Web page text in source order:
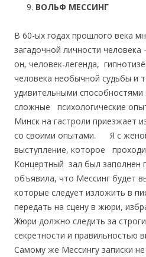
ВОЛЬФ МЕССИНГ
В 60-ых годах прошлого века
загадочной личности
он, человек-легенда,
человека необычной судьбы и
удивительными
сложные психологические
Минск на гастроли приезжает
со своими опытами. Я с
выступление, которое
Концертный зал был
объявила, что Мессинг будет
которые следует изложить в
передать на сцену в жюри,
Жюри должно следить за
секретности и правильностью
Самому же Мессингу записки